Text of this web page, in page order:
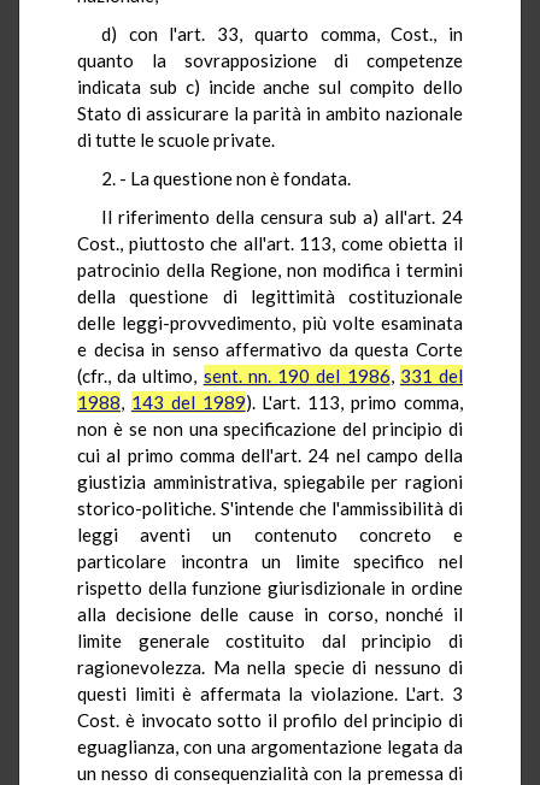
d) con l'art. 33, quarto comma, Cost., in
quanto la sovrapposizione di competenze
indicata sub c) incide anche sul compito dello
Stato di assicurare la parità in ambito nazionale
di tutte le scuole private.
2. - La questione non è fondata.
Il riferimento della censura sub a) all'art. 24
Cost., piuttosto che all'art. 113, come obietta il
patrocinio della Regione, non modifica i termini
della questione di legittimità costituzionale
delle leggi-provvedimento, più volte esaminata
e decisa in senso affermativo da questa Corte
(cfr., da ultimo, sent. nn. 190 del 1986, 331 del
1988, 143 del 1989). L'art. 113, primo comma,
non è se non una specificazione del principio di
cui al primo comma dell'art. 24 nel campo della
giustizia amministrativa, spiegabile per ragioni
storico-politiche. S'intende che l'ammissibilità di
leggi aventi un contenuto concreto e
particolare incontra un limite specifico nel
rispetto della funzione giurisdizionale in ordine
alla decisione delle cause in corso, nonché il
limite generale costituito dal principio di
ragionevolezza. Ma nella specie di nessuno di
questi limiti è affermata la violazione. L'art. 3
Cost. è invocato sotto il profilo del principio di
eguaglianza, con una argomentazione legata da
un nesso di consequenzialità con la premessa di